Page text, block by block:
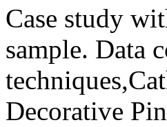
Case study
sample. Data
Decorative